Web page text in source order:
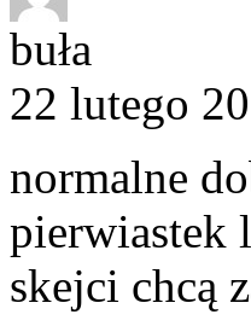
buła
22 lutego
normalne
pierwiastek
skejci chcą